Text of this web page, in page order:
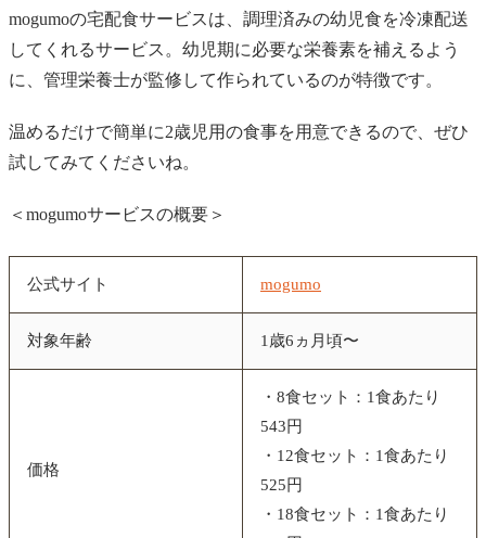
mogumoの宅配食サービスは、調理済みの幼児食を冷凍配送
してくれるサービス。幼児期に必要な栄養素を補えるよう
に、管理栄養士が監修して作られているのが特徴です。
温めるだけで簡単に2歳児用の食事を用意できるので、ぜひ
試してみてくださいね。
＜mogumoサービスの概要＞
公式サイト mogumo
対象年齢 1歳6ヵ月頃〜
価格
・8食セット：1食あたり
543円
・12食セット：1食あたり
525円
・18食セット：1食あたり